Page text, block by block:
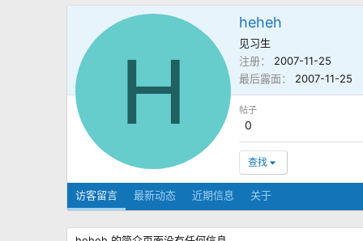
H
heheh
见习生
注册
2007-11-25
最后露面
2007-11-25
帖子
0
查找
访客留言 最新动态 近期信息 关于